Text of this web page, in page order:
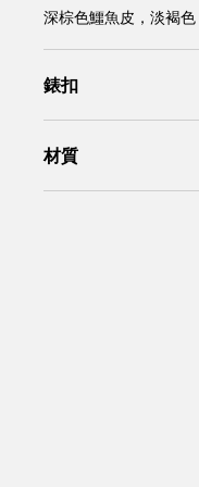
深棕色鱷魚皮，淡褐
錶扣
材質